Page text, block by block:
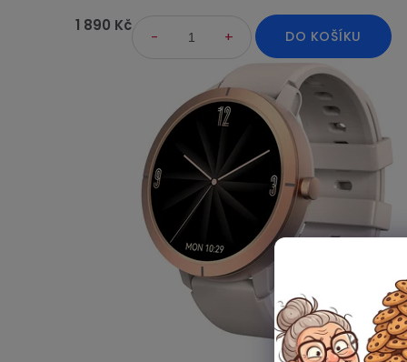
1 890 Kč
DO KOŠÍKU